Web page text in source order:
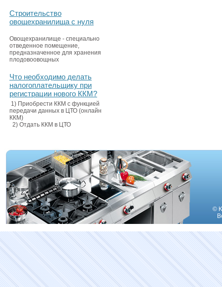
Строительство
овощехранилища с нуля
Овощехранилище - специально
отведенное помещение,
предназначенное для хранения
плодовоовощных
Что необходимо делать
налогоплательщику при
регистрации нового ККМ?
1) Приобрести ККМ с функцией
передачи данных в ЦТО (онлайн
ККМ)
2) Отдать ККМ в ЦТО
©